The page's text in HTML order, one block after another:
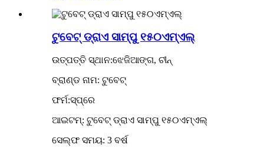
ଟୁବେଟ୍ ଡ୍ରାଏ ସାମ୍ପୁ ୧୫୦ଏମ୍ଏଲ୍
ଉତ୍ପତ୍ତି ସ୍ଥାନ:ଝେଜିଆଙ୍ଗ, ଚୀନ୍
ବ୍ରାଣ୍ଡ ନାମ: ଟୁବେଟ୍
ଫର୍ମ:ସ୍ପ୍ରେ
ଆଇଟମ୍: ଟୁବେଟ୍ ଡ୍ରାଏ ସାମ୍ପୁ ୧୫୦ଏମ୍ଏଲ୍
ସେଲ୍ଫ ସମୟ: 3 ବର୍ଷ